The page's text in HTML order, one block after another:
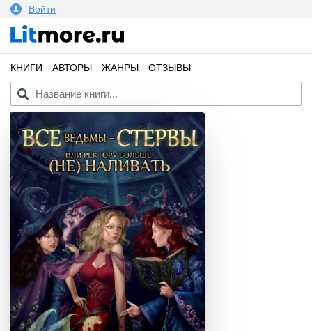
Войти
КНИГИ АВТОРЫ ЖАНРЫ ОТЗЫВЫ